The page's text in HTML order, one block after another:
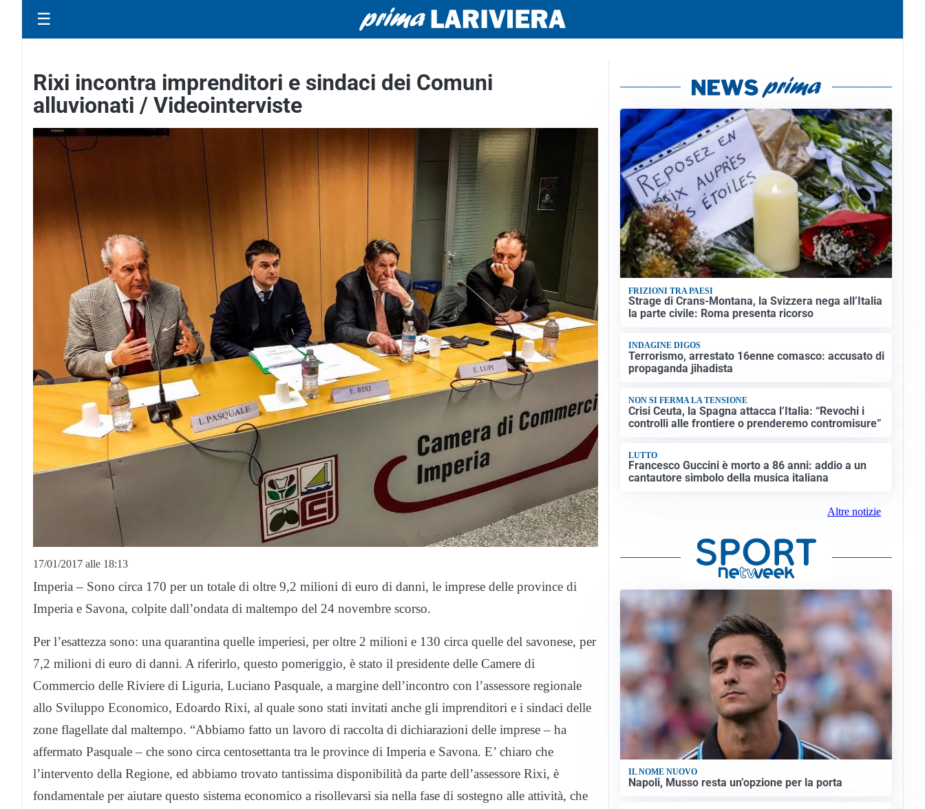
☰
Rixi incontra imprenditori e sindaci dei Comuni
alluvionati / Videointerviste
17/01/2017 alle 18:13
Imperia – Sono circa 170 per un totale di oltre 9,2 milioni di euro di danni, le imprese delle province di
Imperia e Savona, colpite dall’ondata di maltempo del 24 novembre scorso.
Per l’esattezza sono: una quarantina quelle imperiesi, per oltre 2 milioni e 130 circa quelle del savonese, per
7,2 milioni di euro di danni. A riferirlo, questo pomeriggio, è stato il presidente delle Camere di
Commercio delle Riviere di Liguria, Luciano Pasquale, a margine dell’incontro con l’assessore regionale
allo Sviluppo Economico, Edoardo Rixi, al quale sono stati invitati anche gli imprenditori e i sindaci delle
zone flagellate dal maltempo. “Abbiamo fatto un lavoro di raccolta di dichiarazioni delle imprese – ha
affermato Pasquale – che sono circa centosettanta tra le province di Imperia e Savona. E’ chiaro che
l’intervento della Regione, ed abbiamo trovato tantissima disponibilità da parte dell’assessore Rixi, è
fondamentale per aiutare questo sistema economico a risollevarsi sia nella fase di sostegno alle attività, che
FRIZIONI TRA PAESI
Strage di Crans-Montana, la Svizzera nega all’Italia
la parte civile: Roma presenta ricorso
INDAGINE DIGOS
Terrorismo, arrestato 16enne comasco: accusato di
propaganda jihadista
NON SI FERMA LA TENSIONE
Crisi Ceuta, la Spagna attacca l’Italia: “Revochi i
controlli alle frontiere o prenderemo contromisure”
LUTTO
Francesco Guccini è morto a 86 anni: addio a un
cantautore simbolo della musica italiana
Altre notizie
IL NOME NUOVO
Napoli, Musso resta un’opzione per la porta